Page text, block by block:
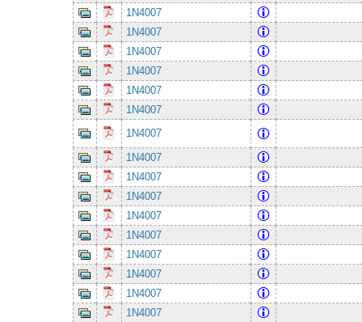
1N4007
1N4007
1N4007
1N4007
1N4007
1N4007
1N4007
1N4007
1N4007
1N4007
1N4007
1N4007
1N4007
1N4007
1N4007
1N4007